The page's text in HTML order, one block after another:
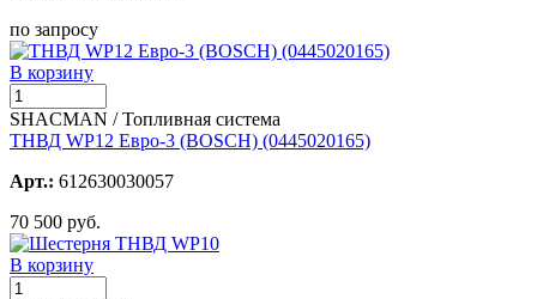
по запросу
В корзину
SHACMAN / Топливная система
ТНВД WP12 Евро-3 (BOSCH) (0445020165)
Арт.: 612630030057
70 500 руб.
В корзину